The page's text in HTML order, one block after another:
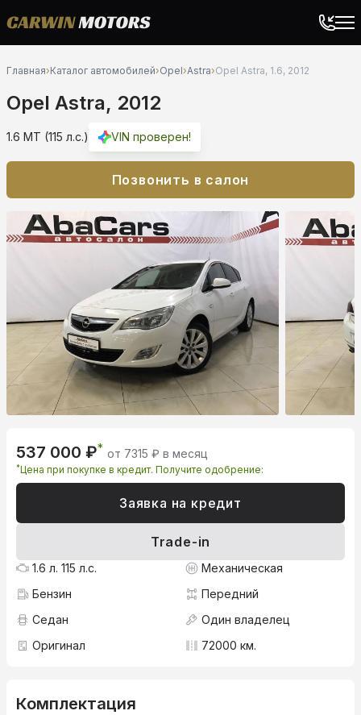
Главная›Каталог автомобилей›Opel›Astra›Opel Astra, 1.6, 2012
Opel Astra, 2012
1.6 MT (115 л.с.) VIN проверен!
Позвонить в салон
537 000 ₽* от 7315 ₽ в месяц
*Цена при покупке в кредит. Получите одобрение:
Заявка на кредит
Trade-in
1.6 л. 115 л.с.
Механическая
Бензин
Передний
Седан
Один владелец
Оригинал
72000 км.
Комплектация